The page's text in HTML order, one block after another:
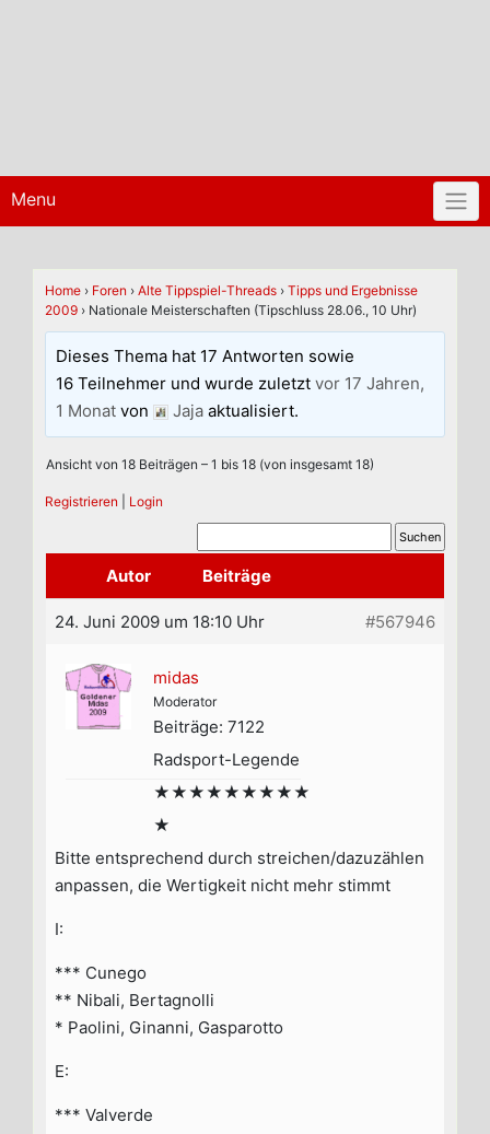
Menu
Home › Foren › Alte Tippspiel-Threads › Tipps und Ergebnisse
2009 › Nationale Meisterschaften (Tipschluss 28.06., 10 Uhr)
Dieses Thema hat 17 Antworten sowie
16 Teilnehmer und wurde zuletztvor 17 Jahren,
1 Monat von Jaja aktualisiert.
Ansicht von 18 Beiträgen – 1 bis 18 (von insgesamt 18)
Registrieren Login
Autor Beiträge
24. Juni 2009 um 18:10 Uhr #567946
midas
Moderator
Beiträge: 7122
Radsport-Legende
★★★★★★★★★
★
Bitte entsprechend durch streichen/dazuzählen
anpassen, die Wertigkeit nicht mehr stimmt
I:
*** Cunego
** Nibali, Bertagnolli
* Paolini, Ginanni, Gasparotto
E:
*** Valverde